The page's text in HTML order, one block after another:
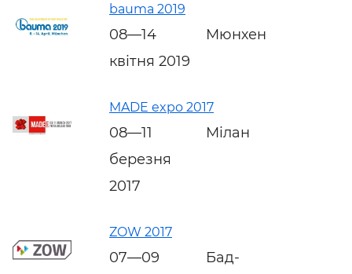
bauma 2019
08—14
квітня 2019
Мюнхен
MADE expo 2017
08—11
березня
2017
Мілан
ZOW 2017
07—09
Бад-